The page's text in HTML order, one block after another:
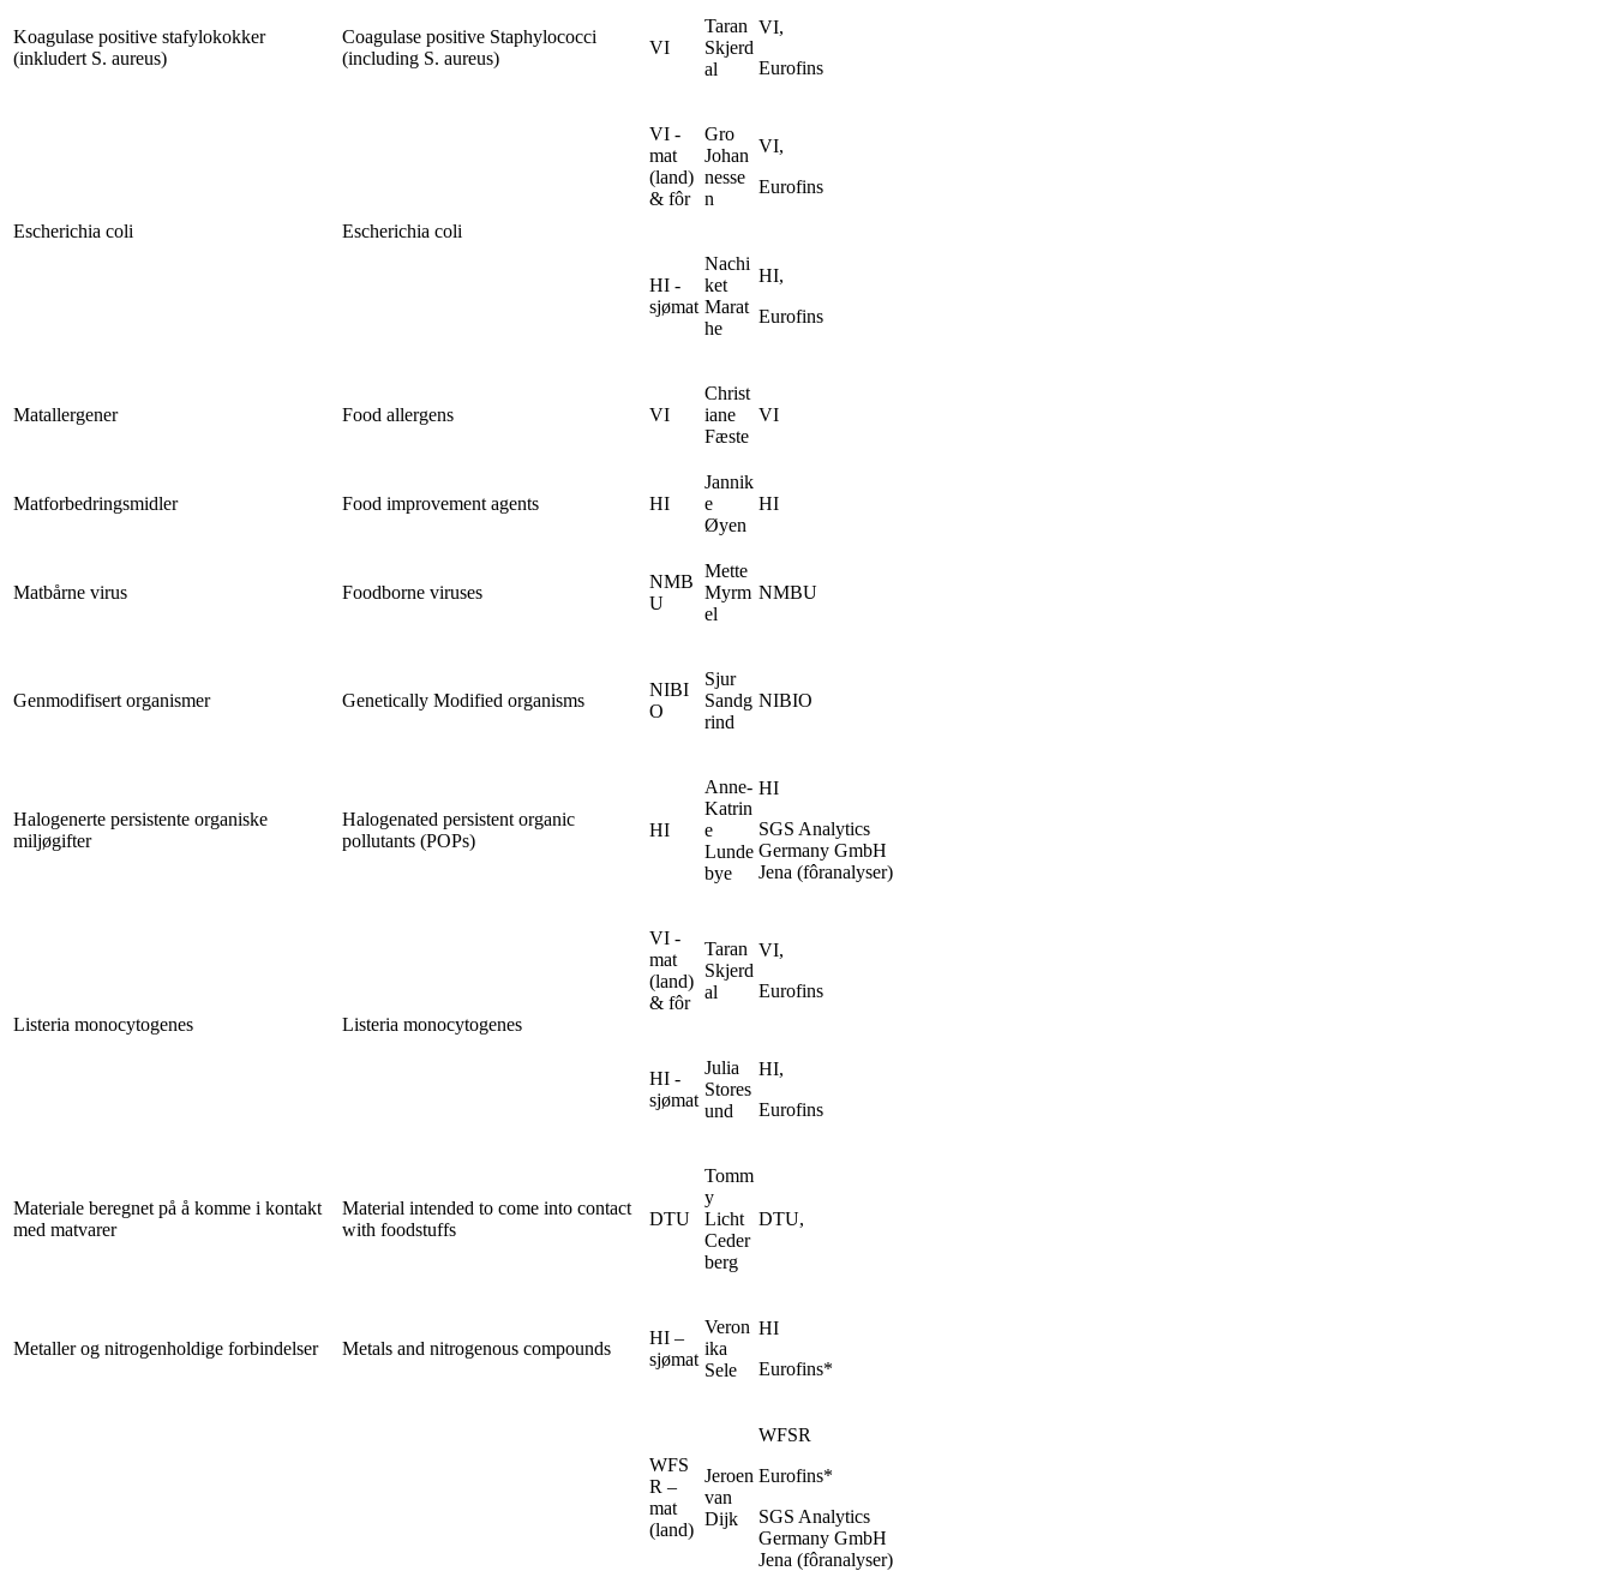
Koagulase positive stafylokokker
(inkludert S. aureus)
Coagulase positive Staphylococci
(including S. aureus)
VI
Taran
Skjerd
al
VI,
Eurofins
Escherichia coli Escherichia coli
VI -
mat
(land)
& fôr
Gro
Johan
nesse
n
VI,
Eurofins
HI -
sjømat
Nachi
ket
Marat
he
HI,
Eurofins
Matallergener Food allergens VI
Christ
iane
Fæste
VI
Matforbedringsmidler Food improvement agents HI
Jannik
e
Øyen
HI
Matbårne virus Foodborne viruses
NMB
U
Mette
Myrm
el
NMBU
Genmodifisert organismer Genetically Modified organisms
NIBI
O
Sjur
Sandg
rind
NIBIO
Halogenerte persistente organiske
miljøgifter
Halogenated persistent organic
pollutants (POPs)
HI
Anne-
Katrin
e
Lunde
bye
HI
SGS Analytics
Germany GmbH
Jena (fôranalyser)
Listeria monocytogenes Listeria monocytogenes
VI -
mat
(land)
& fôr
Taran
Skjerd
al
VI,
Eurofins
HI -
sjømat
Julia
Stores
und
HI,
Eurofins
Materiale beregnet på å komme i kontakt
med matvarer
Material intended to come into contact
with foodstuffs
DTU
Tomm
y
Licht
Ceder
berg
DTU,
Metaller og nitrogenholdige forbindelser Metals and nitrogenous compounds
HI –
sjømat
Veron
ika
Sele
HI
Eurofins*
WFS
R –
mat
(land)
Jeroen
van
Dijk
WFSR
Eurofins*
SGS Analytics
Germany GmbH
Jena (fôranalyser)